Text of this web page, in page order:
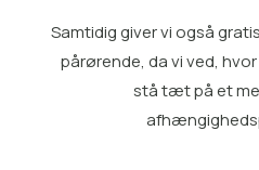
Samtidig giver vi også gratis
pårørende, da vi ved,
stå tæt på et